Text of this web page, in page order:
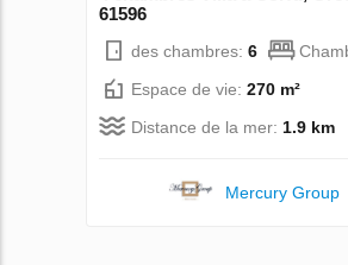
61596
des chambres: 6
Espace de vie: 270 m²
Distance de la mer: 1.9 km
Mercury Group